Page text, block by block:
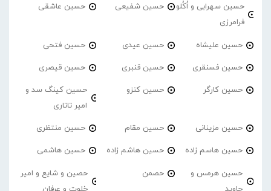
حسین سهرابی و اُکُلو
فرامرزی
حسین شفیعی حسین عاشقی
حسین علیشاه حسین عیدی حسین فتحی
حسین فسنقری حسین قنبری حسین قیصری
حسین کارگر حسین کنزو
حسین کینگ سد و
امیر تاتاری
حسین مزینانی حسین مقام حسین منتظری
حسین هاسم زاده حسین هاشم زاده حسین هاشمی
حسین هرمس و
حصمن
حصین و شایع و امیر